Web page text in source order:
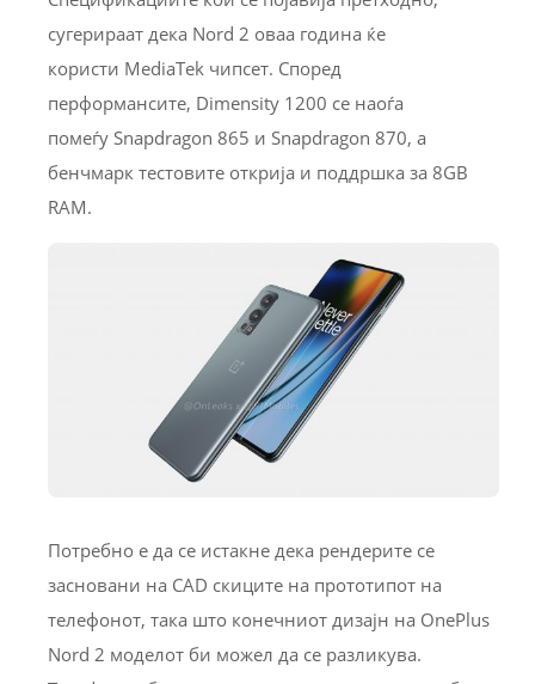
сугерираат дека Nord 2 оваа година ќе
користи MediaTek чипсет. Според
перформансите, Dimensity 1200 се наоѓа
помеѓу Snapdragon 865 и Snapdragon 870, а
бенчмарк тестовите открија и поддршка за 8GB
RAM.
Потребно е да се истакне дека рендерите се
засновани на CAD скиците на прототипот на
телефонот, така што конечниот дизајн на OnePlus
Nord 2 моделот би можел да се разликува.